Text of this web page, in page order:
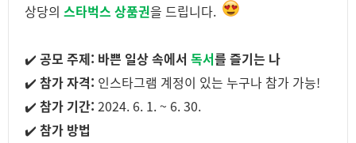
상당의 스타벅스 상품권을 드립니다.
✔️ 공모 주제: 바쁜 일상 속에서 독서를 즐기는 나
✔️ 참가 자격: 인스타그램 계정이 있는 누구나 참가 가능!
✔️ 참가 기간: 2024. 6. 1. ~ 6. 30.
✔️ 참가 방법